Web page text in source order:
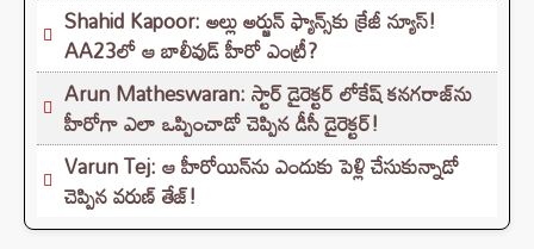
Shahid Kapoor: అల్లు అర్జున్ ఫ్యాన్స్‌కు క్రేజీ న్యూస్!
AA23లో ఆ బాలీవుడ్ హీరో ఎంట్రీ?
Arun Matheswaran: స్టార్ డైరెక్టర్ లోకేష్ కనగరాజ్‌ను
హీరోగా ఎలా ఒప్పించాడో చెప్పిన డీసీ డైరెక్టర్!
Varun Tej: ఆ హీరోయిన్‌ను ఎందుకు పెళ్లి చేసుకున్నాడో
చెప్పిన వరుణ్ తేజ్!